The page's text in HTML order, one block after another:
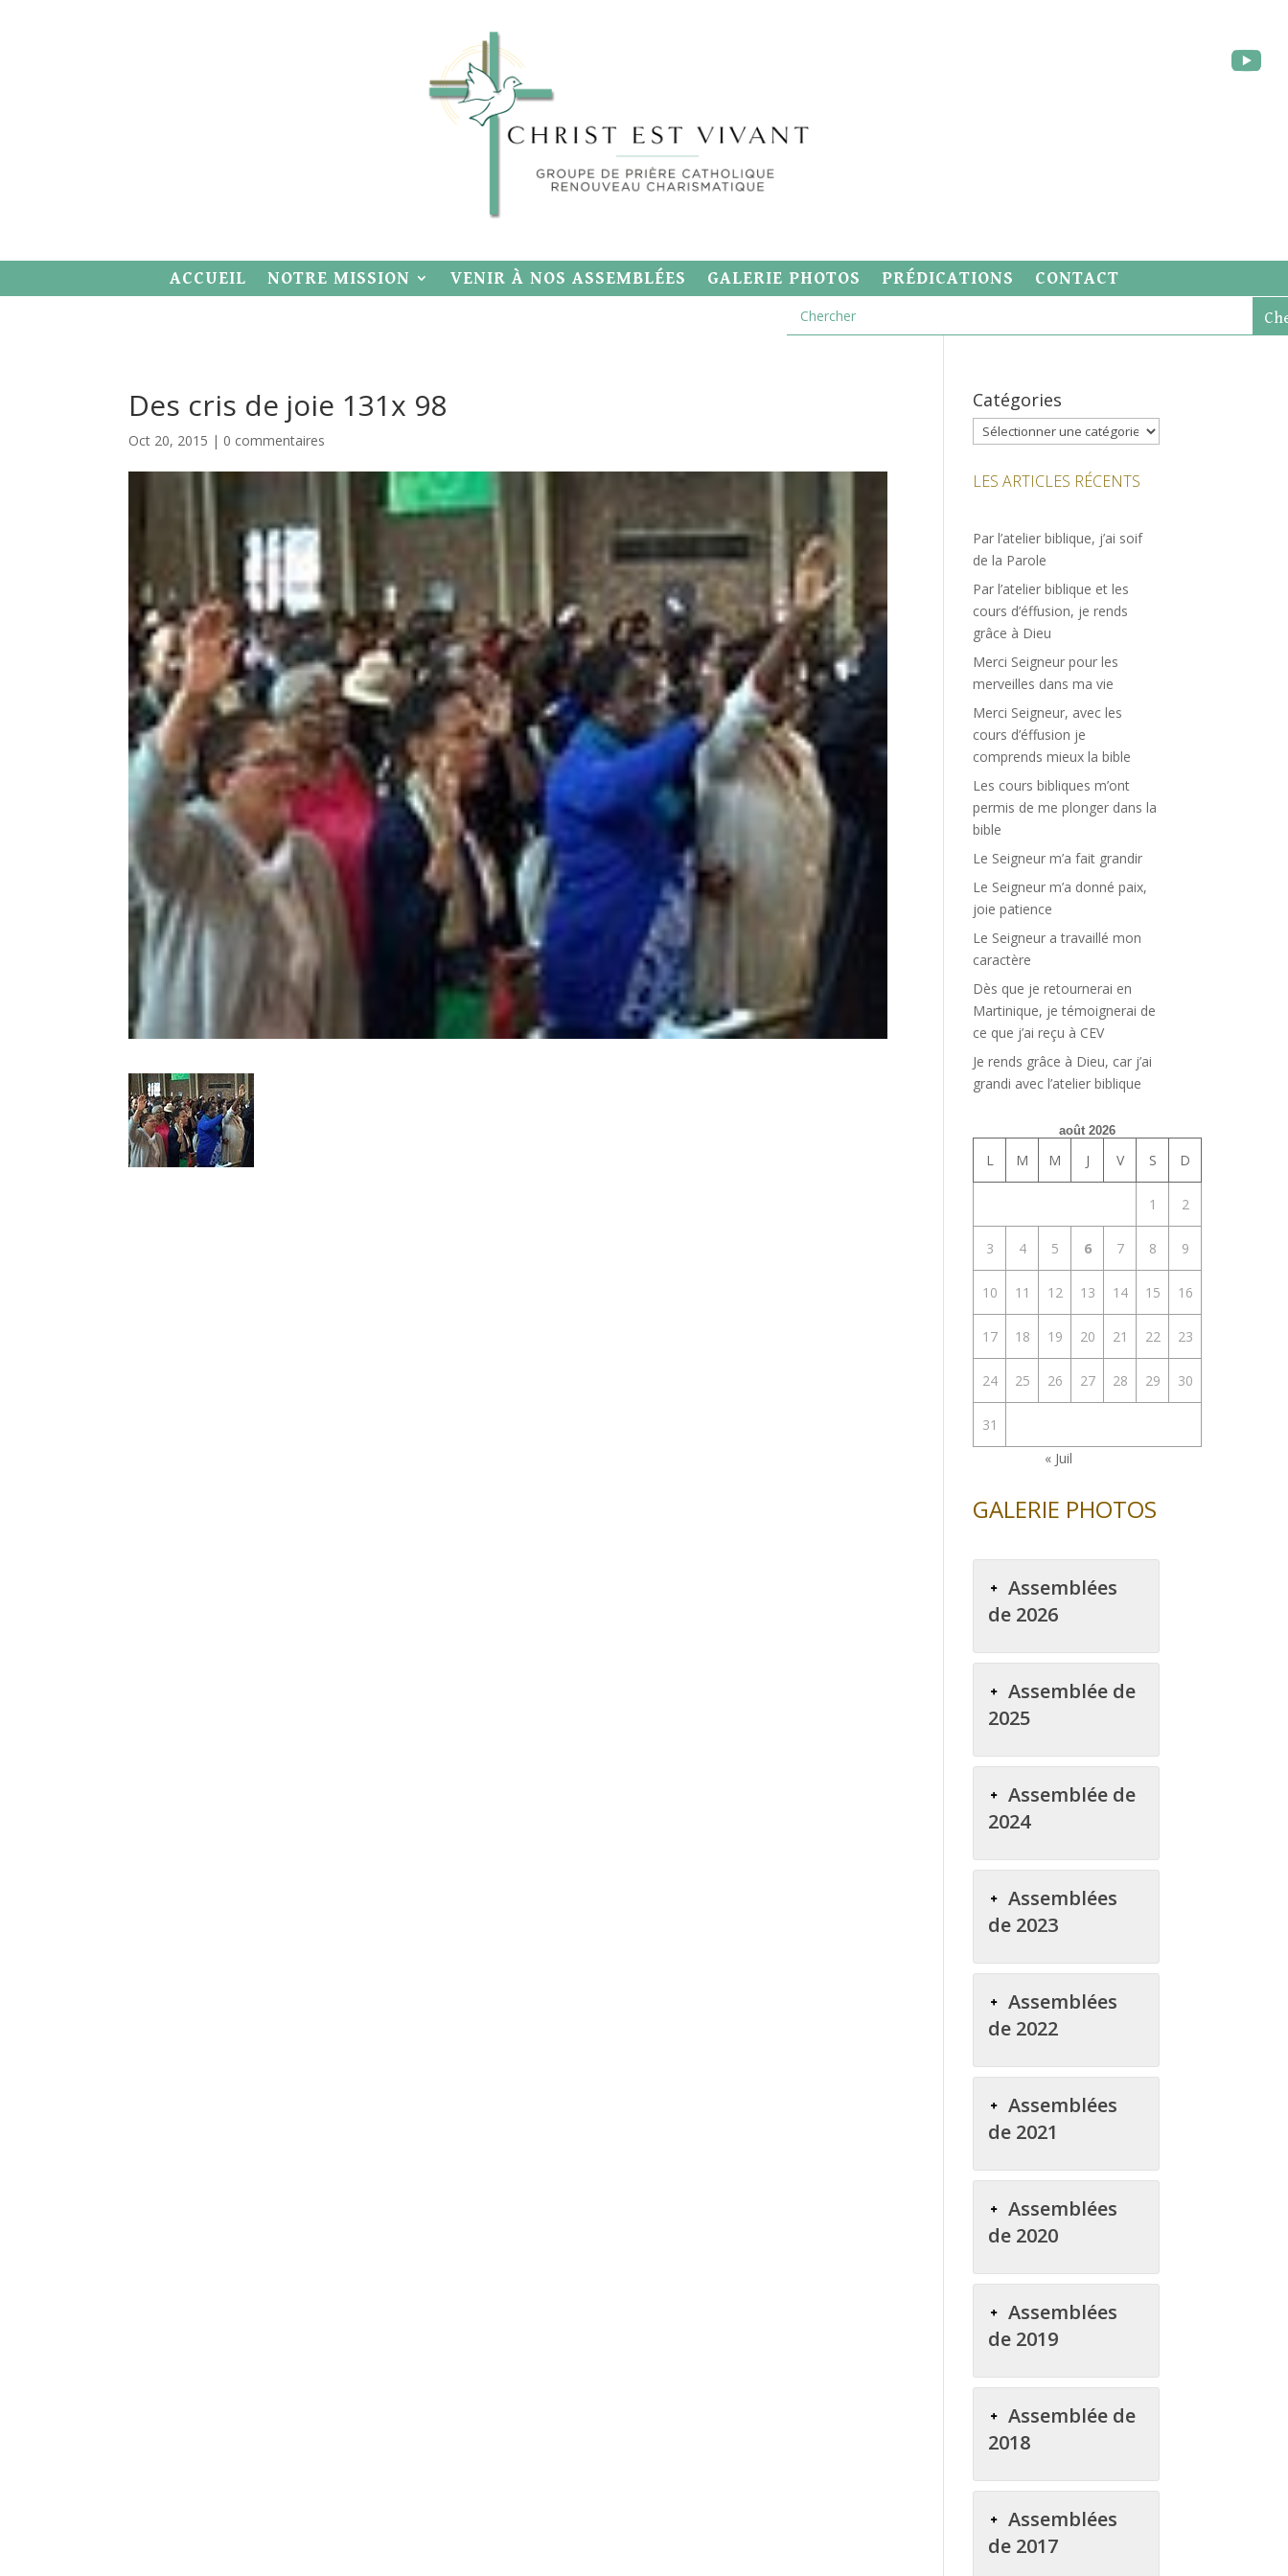
ACCUEIL NOTRE MISSION VENIR À NOS ASSEMBLÉES GALERIE PHOTOS PRÉDICATIONS CONTACT
Des cris de joie 131x 98
Oct 20, 2015 | 0 commentaires
Catégories
Catégories
LES ARTICLES RÉCENTS
Par l’atelier biblique, j’ai soif
de la Parole
Par l’atelier biblique et les
cours d’éffusion, je rends
grâce à Dieu
Merci Seigneur pour les
merveilles dans ma vie
Merci Seigneur, avec les
cours d’éffusion je
comprends mieux la bible
Les cours bibliques m’ont
permis de me plonger dans la
bible
Le Seigneur m’a fait grandir
Le Seigneur m’a donné paix,
joie patience
Le Seigneur a travaillé mon
caractère
Dès que je retournerai en
Martinique, je témoignerai de
ce que j’ai reçu à CEV
Je rends grâce à Dieu, car j’ai
grandi avec l’atelier biblique
août 2026
L M M J V S D
1 2
3 4 5 6 7 8 9
10 11 12 13 14 15 16
17 18 19 20 21 22 23
24 25 26 27 28 29 30
31
« Juil
GALERIE PHOTOS
Assemblées
de 2026
Assemblée de
2025
Assemblée de
2024
Assemblées
de 2023
Assemblées
de 2022
Assemblées
de 2021
Assemblées
de 2020
Assemblées
de 2019
Assemblée de
2018
Assemblées
de 2017